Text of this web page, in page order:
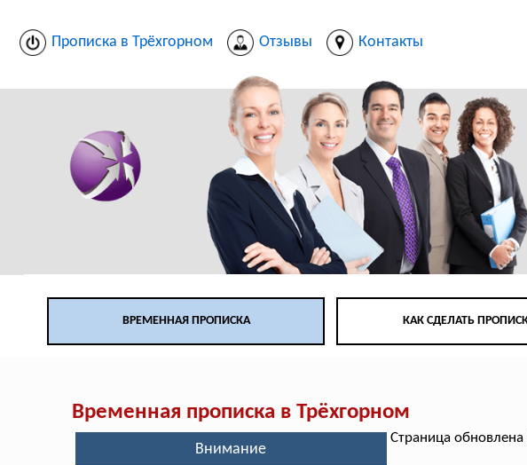
Прописка в Трёхгорном Отзывы Контакты
ВРЕМЕННАЯ ПРОПИСКА КАК СДЕЛАТЬ
Временная прописка в Трёхгорном
Внимание
Страница